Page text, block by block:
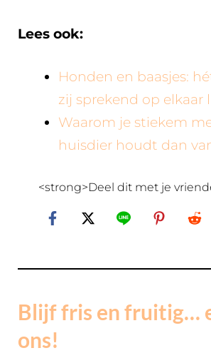
Lees ook:
Honden en baasjes:
zij sprekend op elkaar
Waarom je stiekem
huisdier houdt dan
<strong>Deel dit met je
Blijf fris en fruitig…
ons!